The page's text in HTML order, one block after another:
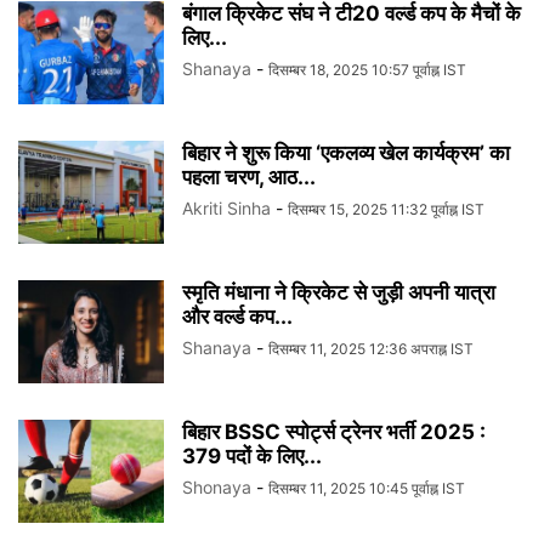
बंगाल क्रिकेट संघ ने टी20 वर्ल्ड कप के मैचों के
लिए...
Shanaya - दिसम्बर 18, 2025 10:57 पूर्वाह्न IST
बिहार ने शुरू किया ‘एकलव्य खेल कार्यक्रम’ का
पहला चरण, आठ...
Akriti Sinha - दिसम्बर 15, 2025 11:32 पूर्वाह्न IST
स्मृति मंधाना ने क्रिकेट से जुड़ी अपनी यात्रा
और वर्ल्ड कप...
Shanaya - दिसम्बर 11, 2025 12:36 अपराह्न IST
बिहार BSSC स्पोर्ट्स ट्रेनर भर्ती 2025 :
379 पदों के लिए...
Shonaya - दिसम्बर 11, 2025 10:45 पूर्वाह्न IST